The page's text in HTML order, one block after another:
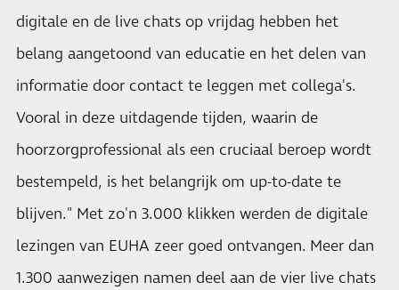
digitale en de live chats op vrijdag hebben het
belang aangetoond van educatie en het delen van
informatie door contact te leggen met collega's.
Vooral in deze uitdagende tijden, waarin de
hoorzorgprofessional als een cruciaal beroep wordt
bestempeld, is het belangrijk om up-to-date te
blijven." Met zo'n 3.000 klikken werden de digitale
lezingen van EUHA zeer goed ontvangen. Meer dan
1.300 aanwezigen namen deel aan de vier live chats